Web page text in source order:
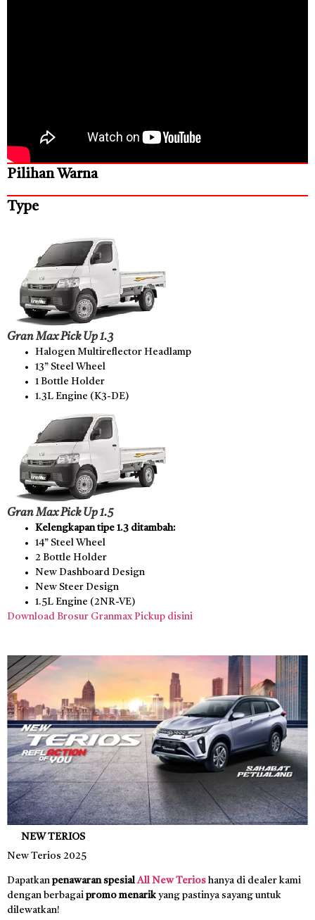
Pilihan Warna
Type
Gran Max Pick Up 1.3
Halogen Multireflector Headlamp
13” Steel Wheel
1 Bottle Holder
1.3L Engine (K3-DE)
Gran Max Pick Up 1.5
Kelengkapan tipe 1.3 ditambah:
14” Steel Wheel
2 Bottle Holder
New Dashboard Design
New Steer Design
1.5L Engine (2NR-VE)
Download Brosur Granmax Pickup disini
NEW TERIOS
New Terios 2025
Dapatkan penawaran spesial All New Terios hanya di dealer kami
dengan berbagai promo menarik yang pastinya sayang untuk
dilewatkan!